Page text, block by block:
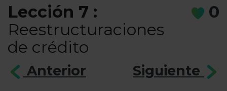
Lección 7 :
Reestructuraciones
de crédito
0
Anterior Siguiente